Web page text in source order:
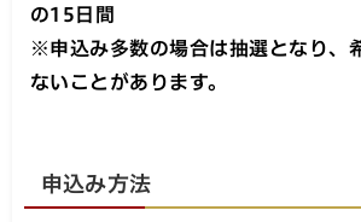
の15日間
※申込み多数の場合は抽選となり、
ないことがあります。
申込み方法